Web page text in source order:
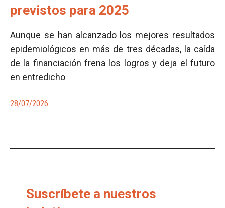
previstos para 2025
Aunque se han alcanzado los mejores resultados
epidemiológicos en más de tres décadas, la caída
de la financiación frena los logros y deja el futuro
en entredicho
28/07/2026
Suscríbete a nuestros